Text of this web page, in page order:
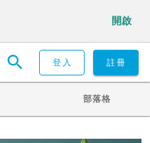
開啟
登入 註冊
部落格